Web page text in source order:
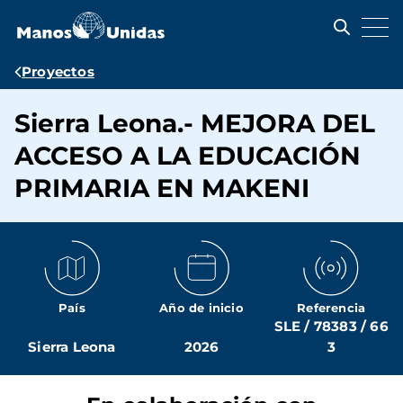
contenido
Ruta
navegación
Proyectos
Sierra Leona.- MEJORA DEL
ACCESO A LA EDUCACIÓN
PRIMARIA EN MAKENI
País
Sierra Leona
Año de inicio
2026
Referencia
SLE / 78383 / 66
3